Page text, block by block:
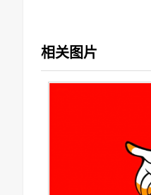
相关图片